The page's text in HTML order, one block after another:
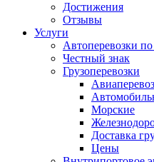
Достижения
Отзывы
Услуги
Автоперевозки
Честный знак
Грузоперевозки
Морские
Доставка
Цены